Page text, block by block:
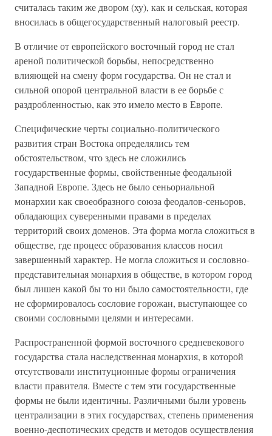
считалась таким же двором (ху), как и сельская, которая
вносилась в общегосударственный налоговый реестр.
В отличие от европейского восточный город не стал
ареной политической борьбы, непосредственно
влияющей на смену форм государства. Он не стал и
сильной опорой центральной власти в ее борьбе с
раздробленностью, как это имело место в Европе.
Специфические черты социально-политического
развития стран Востока определялись тем
обстоятельством, что здесь не сложились
государственные формы, свойственные феодальной
Западной Европе. Здесь не было сеньориальной
монархии как своеобразного союза феодалов-сеньоров,
обладающих суверенными правами в пределах
территорий своих доменов. Эта форма могла сложиться в
обществе, где процесс образования классов носил
завершенный характер. Не могла сложиться и сословно-
представительная монархия в обществе, в котором город
был лишен какой бы то ни было самостоятельности, где
не сформировалось сословие горожан, выступающее со
своими сословными целями и интересами.
Распространенной формой восточного средневекового
государства стала наследственная монархия, в которой
отсутствовали институционные формы ограничения
власти правителя. Вместе с тем эти государственные
формы не были идентичны. Различными были уровень
централизации в этих государствах, степень применения
военно-деспотических средств и методов осуществления